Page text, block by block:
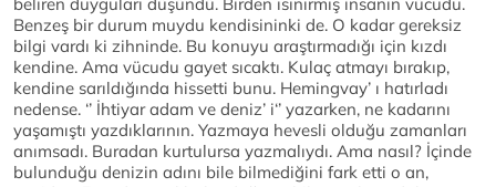
Benzeş bir durum muydu kendisininki de. O kadar gereksiz
bilgi vardı ki zihninde. Bu konuyu araştırmadığı için kızdı
kendine. Ama vücudu gayet sıcaktı. Kulaç atmayı bırakıp,
kendine sarıldığında hissetti bunu. Hemingvay’ ı hatırladı
nedense. ‘’ İhtiyar adam ve deniz’ i‘’ yazarken, ne kadarını
yaşamıştı yazdıklarının. Yazmaya hevesli olduğu zamanları
anımsadı. Buradan kurtulursa yazmalıydı. Ama nasıl? İçinde
bulunduğu denizin adını bile bilmediğini fark etti o an,